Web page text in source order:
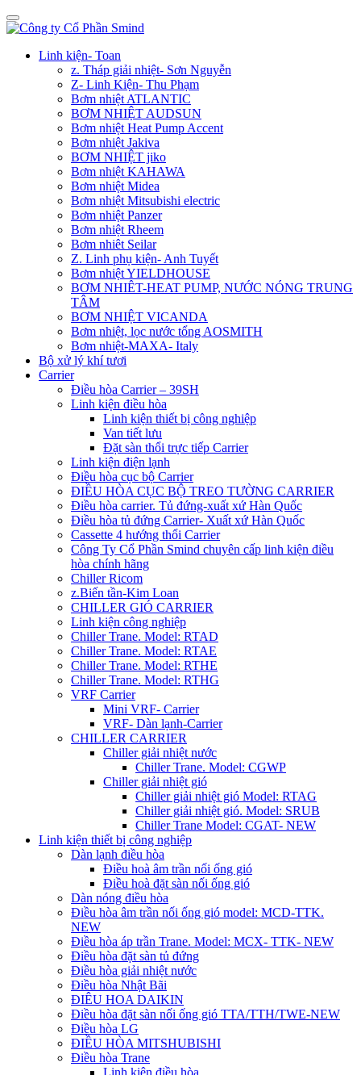
Linh kiện- Toan
z. Tháp giải nhiệt- Sơn Nguyễn
Z- Linh Kiện- Thu Phạm
Bơm nhiệt ATLANTIC
BƠM NHIỆT AUDSUN
Bơm nhiệt Heat Pump Accent
Bơm nhiệt Jakiva
BƠM NHIỆT jiko
Bơm nhiệt KAHAWA
Bơm nhiệt Midea
Bơm nhiệt Mitsubishi electric
Bơm nhiệt Panzer
Bơm nhiệt Rheem
Bơm nhiêt Seilar
Z. Linh phụ kiện- Anh Tuyết
Bơm nhiệt YIELDHOUSE
BƠM NHIÊT-HEAT PUMP, NƯỚC NÓNG TRUNG
TÂM
BƠM NHIỆT VICANDA
Bơm nhiệt, lọc nước tổng AOSMITH
Bơm nhiệt-MAXA- Italy
Bộ xử lý khí tươi
Carrier
Điều hòa Carrier – 39SH
Linh kiện điều hòa
Linh kiện thiết bị công nghiệp
Van tiết lưu
Đặt sàn thổi trực tiếp Carrier
Linh kiện điện lạnh
Điều hòa cục bộ Carrier
ĐIỀU HÒA CỤC BỘ TREO TƯỜNG CARRIER
Điều hòa carrier. Tủ đứng-xuất xứ Hàn Quốc
Điều hòa tủ đứng Carrier- Xuất xứ Hàn Quốc
Cassette 4 hướng thổi Carrier
Công Ty Cổ Phần Smind chuyên cấp linh kiện điều
hòa chính hãng
Chiller Ricom
z.Biến tần-Kim Loan
CHILLER GIÓ CARRIER
Linh kiện công nghiệp
Chiller Trane. Model: RTAD
Chiller Trane. Model: RTAE
Chiller Trane. Model: RTHE
Chiller Trane. Model: RTHG
VRF Carrier
Mini VRF- Carrier
VRF- Dàn lạnh-Carrier
CHILLER CARRIER
Chiller giải nhiệt nước
Chiller Trane. Model: CGWP
Chiller giải nhiệt gió
Chiller giải nhiệt gió Model: RTAG
Chiller giải nhiệt gió. Model: SRUB
Chiller Trane Model: CGAT- NEW
Linh kiện thiết bị công nghiệp
Dàn lạnh điều hòa
Điều hoà âm trần nối ống gió
Điều hoà đặt sàn nối ống gió
Dàn nóng điều hòa
Điều hòa âm trần nối ống gió model: MCD-TTK.
NEW
Điều hòa áp trần Trane. Model: MCX- TTK- NEW
Điều hòa đặt sàn tủ đứng
Điều hòa giải nhiệt nước
Điều hòa Nhật Bãi
ĐIÊU HOA DAIKIN
Điều hòa đặt sàn nối ống gió TTA/TTH/TWE-NEW
Điều hòa LG
ĐIỀU HÒA MITSHUBISHI
Điều hòa Trane
Linh kiện điều hòa